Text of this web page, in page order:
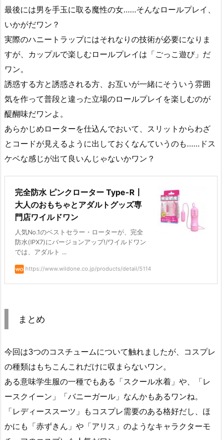
最後には男を手玉に取る魔性の女……そんなロールプレイ、
いかがだワン？
実際のハニートラップにはそれなりの技術が必要になりま
すが、カップルで楽しむロールプレイは「ごっこ遊び」だ
ワン。
誘惑する方と誘惑される方、お互いが一緒にそういう雰囲
気を作って普段と違った立場のロールプレイを楽しむのが
醍醐味だワンよ。
あらかじめローターを仕込んでおいて、スリットからわざ
とコードが見えるように出しておくなんていうのも……ドス
ケベな感じが出て良いんじゃないかワン？
完全防水 ピンクローター Type-R丨
大人のおもちゃとアダルトグッズ専
門店ワイルドワン
人気No.1のベストセラー・ローターが、完全
防水(IPX7)にバージョンアップ!/ワイルドワン
では、アダルト ...
https://www.wildone.co.jp/products/detail/5114
まとめ
今回は3つのコスチュームについて触れましたが、コスプレ
の種類はもちこんこれだけに収まらないワン。
ある意味学生服の一種でもある「スクール水着」や、「レ
ースクイーン」「バニーガール」なんかもあるワンね。
「レディーススーツ」もコスプレ需要のある格好だし、ほ
かにも「赤ずきん」や「アリス」のようなキャラクターモ